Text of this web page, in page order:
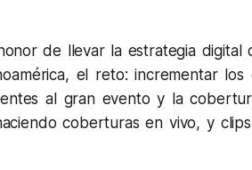
de llevar la estrategia digital
el reto: incrementar los
al gran evento y la
coberturas en vivo, y